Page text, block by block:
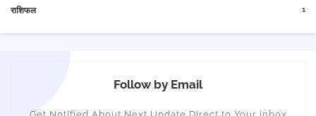
राशिफल 1
Follow by Email